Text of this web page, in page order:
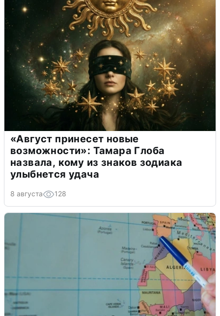
«Август принесет новые
возможности»: Тамара Глоба
назвала, кому из знаков зодиака
улыбнется удача
8 августа 128